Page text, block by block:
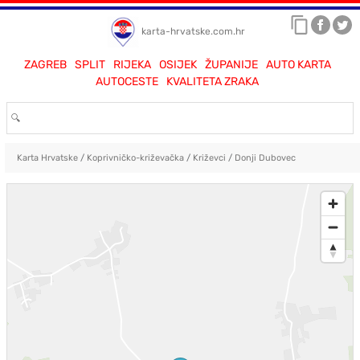
karta-hrvatske.com.hr
ZAGREB SPLIT RIJEKA OSIJEK ŽUPANIJE
AUTO KARTA
AUTOCESTE
KVALITETA ZRAKA
Karta Hrvatske/ Koprivničko-križevačka/ Križevci / Donji Dubovec